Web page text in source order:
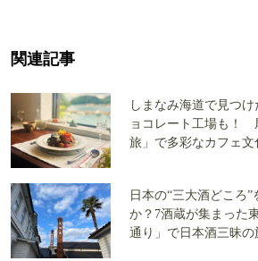
関連記事
しまなみ海道で見つ
ョコレート工場も！
旅」で多彩なカフェ文
日本の“三大酒どころ
か？7酒蔵が集まった
通り」で日本酒三昧の